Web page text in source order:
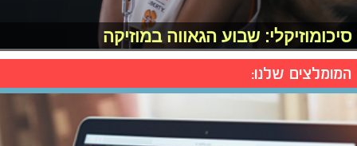
סיכומוזיקלי: שבוע הגאווה במוזיקה
המומלצים שלנו: